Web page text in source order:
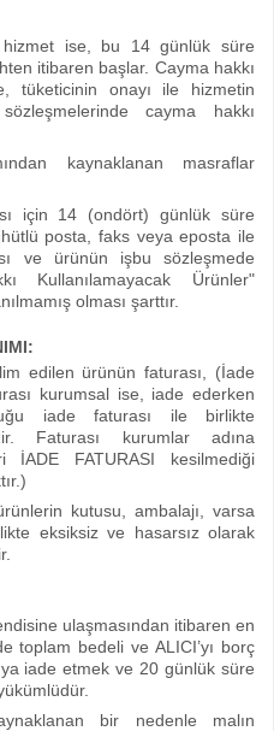
hizmet ise, bu 14 günlük süre
itibaren başlar. Cayma hakkı
tüketicinin onayı ile hizmetin
cayma hakkı
kaynaklanan masraflar
için 14 (ondört) günlük süre
posta, faks veya eposta ile
ve ürünün işbu sözleşmede
Kullanılamayacak Ürünler"
olması şarttır.
edilen ürünün faturası, (İade
kurumsal ise, iade ederken
iade faturası ile birlikte
Faturası kurumlar adına
İADE FATURASI kesilmediği
kutusu, ambalajı, varsa
eksiksiz ve hasarsız olarak
ulaşmasından itibaren en
toplam bedeli ve ALICI’yı borç
ya iade etmek ve 20 günlük süre
bir nedenle malın